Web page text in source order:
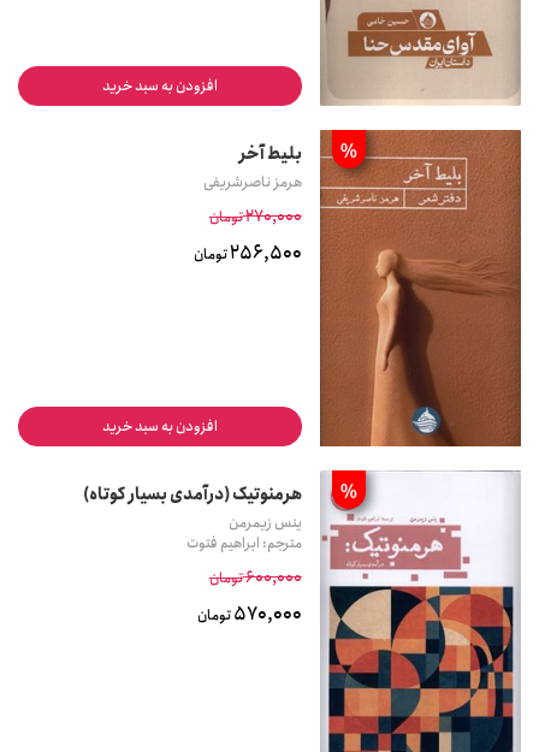
افزودن به سبد خرید
% بلیط آخر
هرمز ناصرشریفی
270,000تومان
256,500تومان
افزودن به سبد خرید
% هرمنوتیک (درآمدی بسیار کوتاه)
ینس زیمرمن
مترجم: ابراهیم فتوت
600,000تومان
570,000تومان